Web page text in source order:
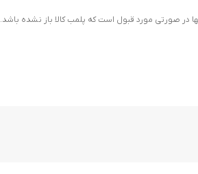
در صورتی مورد قبول است که پلمب کالا باز نشده باشد.